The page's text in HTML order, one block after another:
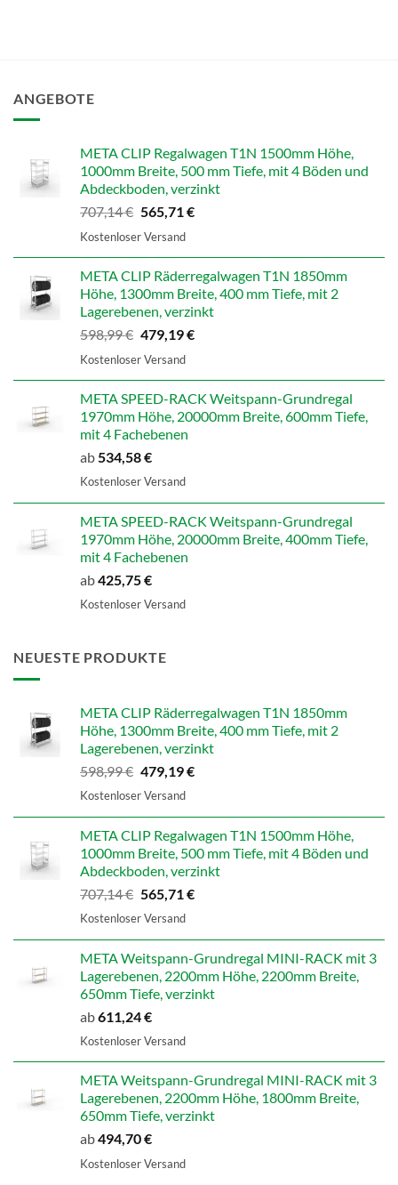
ANGEBOTE
META CLIP Regalwagen T1N 1500mm Höhe,
1000mm Breite, 500 mm Tiefe, mit 4 Böden und
Abdeckboden, verzinkt
707,14€ Ursprünglicher
Preis
565,71€Aktueller
Kostenloser Versand
META CLIP Räderregalwagen T1N 1850mm
Höhe, 1300mm Breite, 400 mm Tiefe, mit 2
Lagerebenen, verzinkt
598,99€ Ursprünglicher
Preis
479,19€Aktueller
Kostenloser Versand
META SPEED-RACK Weitspann-Grundregal
1970mm Höhe, 20000mm Breite, 600mm Tiefe,
mit 4 Fachebenen
ab534,58€
Kostenloser Versand
META SPEED-RACK Weitspann-Grundregal
1970mm Höhe, 20000mm Breite, 400mm Tiefe,
mit 4 Fachebenen
ab425,75€
Kostenloser Versand
NEUESTE PRODUKTE
META CLIP Räderregalwagen T1N 1850mm
Höhe, 1300mm Breite, 400 mm Tiefe, mit 2
Lagerebenen, verzinkt
598,99€ Ursprünglicher
Preis
479,19€Aktueller
Kostenloser Versand
META CLIP Regalwagen T1N 1500mm Höhe,
1000mm Breite, 500 mm Tiefe, mit 4 Böden und
Abdeckboden, verzinkt
707,14€ Ursprünglicher
Preis
565,71€Aktueller
Kostenloser Versand
META Weitspann-Grundregal MINI-RACK mit 3
Lagerebenen, 2200mm Höhe, 2200mm Breite,
650mm Tiefe, verzinkt
ab611,24€
Kostenloser Versand
META Weitspann-Grundregal MINI-RACK mit 3
Lagerebenen, 2200mm Höhe, 1800mm Breite,
650mm Tiefe, verzinkt
ab494,70€
Kostenloser Versand